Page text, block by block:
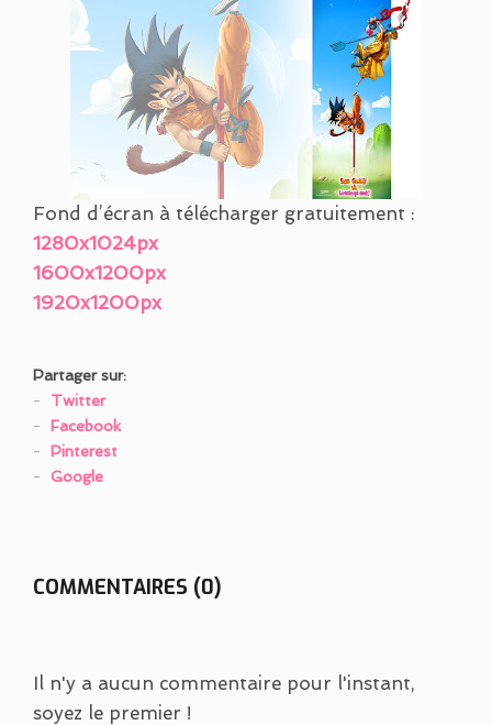
Fond d’écran à télécharger gratuitement :
1280x1024px
1600x1200px
1920x1200px
Partager sur:
Twitter
Facebook
Pinterest
Google
COMMENTAIRES (0)
Il n'y a aucun commentaire pour l'instant,
soyez le premier !